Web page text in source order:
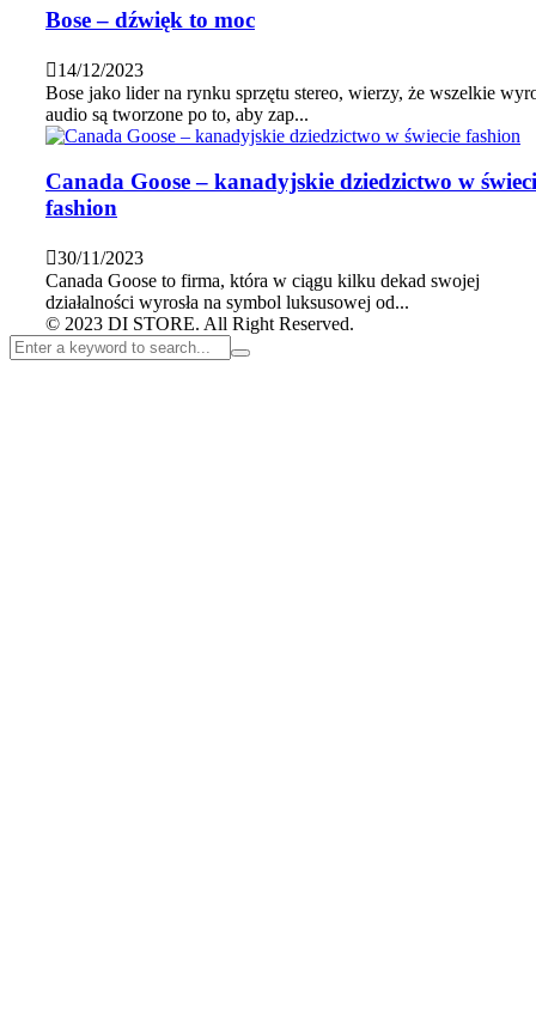
Bose – dźwięk to moc
14/12/2023
Bose jako lider na rynku sprzętu stereo, wierzy, że wszelkie
audio są tworzone po to, aby zap...
Canada Goose – kanadyjskie dziedzictwo w
fashion
30/11/2023
Canada Goose to firma, która w ciągu kilku dekad swojej
działalności wyrosła na symbol luksusowej od...
© 2023 DI STORE. All Right Reserved.